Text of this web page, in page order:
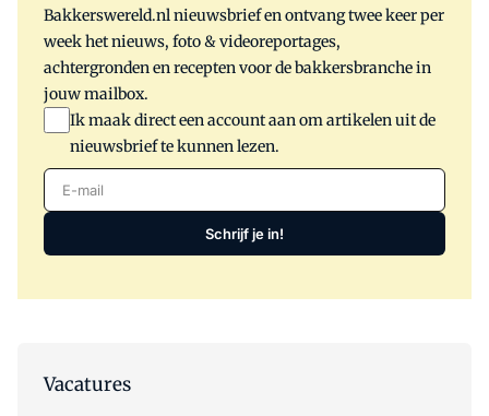
Bakkerswereld.nl nieuwsbrief en ontvang twee keer per
week het nieuws, foto & videoreportages,
achtergronden en recepten voor de bakkersbranche in
jouw mailbox.
Ik maak direct een account aan om artikelen uit de
nieuwsbrief te kunnen lezen.
E-mail
Schrijf je in!
Vacatures